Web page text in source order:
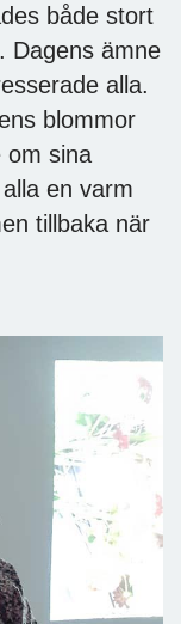
både stort
Dagens ämne
alla.
blommor
om sina
en varm
tillbaka när